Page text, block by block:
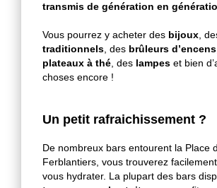
transmis de génération en
Vous pourrez y acheter des bijoux ,
traditionnels , des brûleurs d’encens
plateaux à thé , des lampes et bien
choses encore !
Un petit rafraichissement ?
De nombreux bars entourent la Place
Ferblantiers, vous trouverez
vous hydrater. La plupart des bars